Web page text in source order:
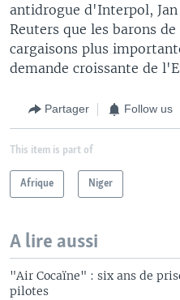
antidrogue d'Interpol, Jan
Reuters que les barons
cargaisons plus
demande croissante de
Partager Follow us
This item is part of
Afrique Niger
A lire aussi
"Air Cocaïne" : six ans de
pilotes